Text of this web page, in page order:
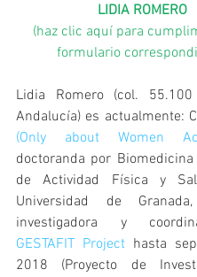
LIDIA ROMERO
(haz clic aquí para
formulario
Lidia Romero (col. 55.100
Andalucía) es actualmente:
(Only about Women
doctoranda por
de Actividad Física y
Universidad de
GESTAFIT Project hasta
2018 (Proyecto de